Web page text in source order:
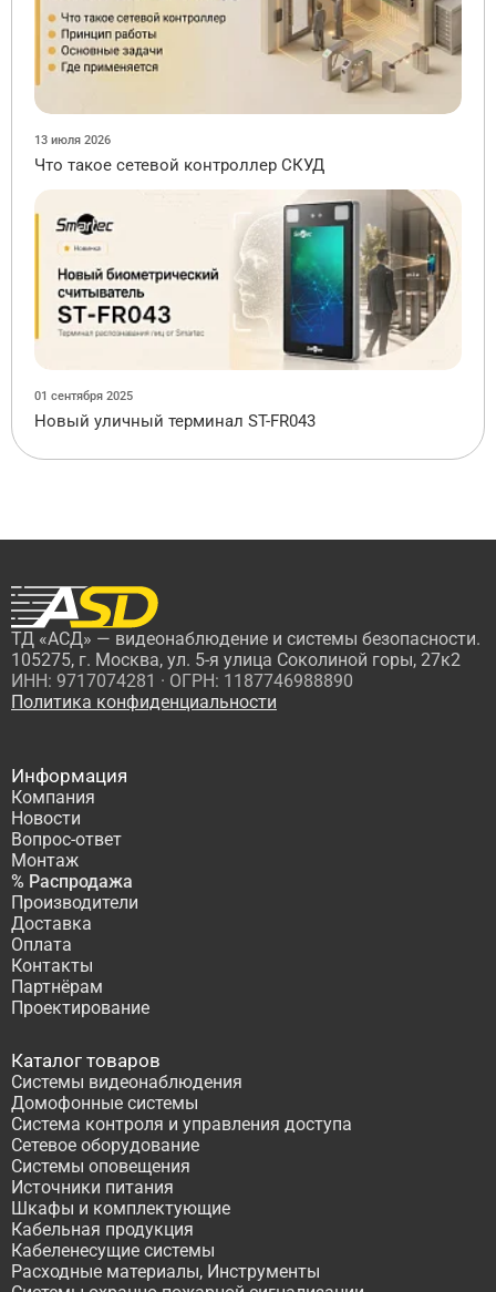
13 июля 2026
Что такое сетевой контроллер СКУД
01 сентября 2025
Новый уличный терминал ST-FR043
ТД «АСД» — видеонаблюдение и системы безопасности.
105275, г. Москва, ул. 5-я улица Соколиной горы, 27к2
ИНН: 9717074281 · ОГРН: 1187746988890
Политика конфиденциальности
Информация
Компания
Новости
Вопрос-ответ
Монтаж
% Распродажа
Производители
Доставка
Оплата
Контакты
Партнёрам
Проектирование
Каталог товаров
Системы видеонаблюдения
Домофонные системы
Система контроля и управления доступа
Сетевое оборудование
Системы оповещения
Источники питания
Шкафы и комплектующие
Кабельная продукция
Кабеленесущие системы
Расходные материалы, Инструменты